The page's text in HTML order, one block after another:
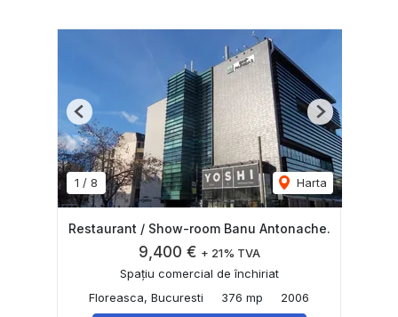
1 / 8 Harta
Previous Next
Restaurant / Show-room Banu Antonache.
9,400 € + 21% TVA
Spațiu comercial de închiriat
Floreasca, Bucuresti
376 mp 2006